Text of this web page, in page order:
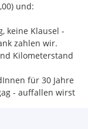
und:
keine Klausel -
zahlen wir.
Kilometerstand
für 30 Jahre
- auffallen wirst